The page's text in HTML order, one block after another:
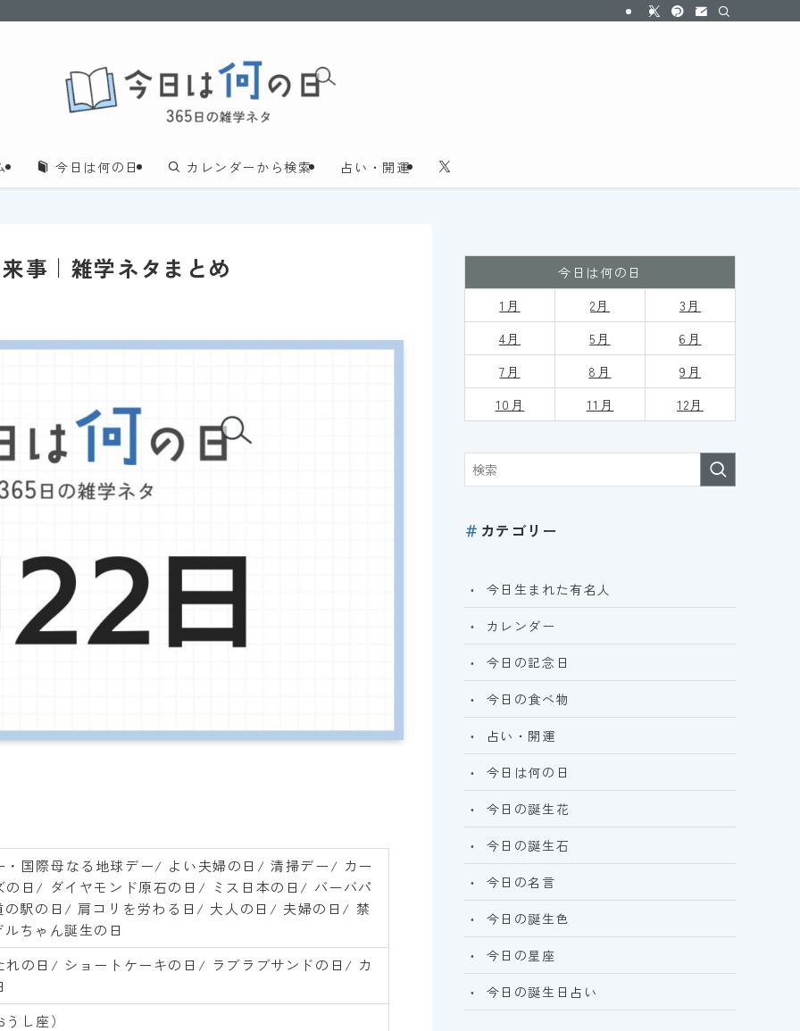
今日は何の日 カレンダーから検索 占い・開運
事｜雑学ネタまとめ
・国際母なる地球デー/ よい夫婦の日/ 清掃デー/ カー
の日/ ダイヤモンド原石の日/ ミス日本の日/ バーバパ
駅の日/ 肩コリを労わる日/ 大人の日/ 夫婦の日/ 禁
ちゃん誕生の日
れの日/ ショートケーキの日/ ラブラブサンドの日/ カ
し座）
今日は何の日
1月
2月
3月
4月
5月
6月
7月
8月 9 月
10月
11月 12月
＃ カテゴリー
今日生まれた有名人
カレンダー
今日の記念日
今日の食べ物
占い・開運
今日は何の日
今日の誕生花
今日の誕生石
今日の名言
今日の誕生色
今日の星座
今日の誕生日占い